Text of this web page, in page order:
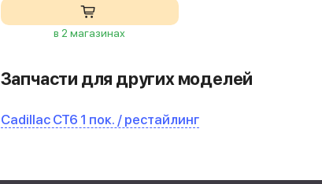
в 2 магазинах
Запчасти для других моделей
Cadillac CT6 1 пок. / рестайлинг